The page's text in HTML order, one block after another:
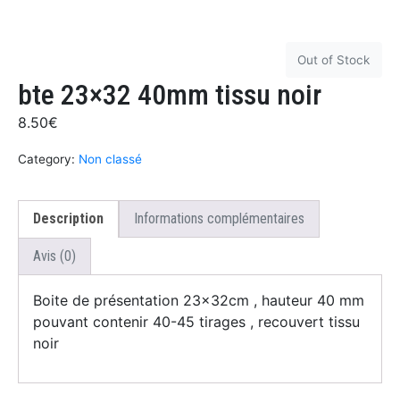
Out of Stock
bte 23×32 40mm tissu noir
8.50€
Category: Non classé
Description Informations complémentaires
Avis (0)
Boite de présentation 23x32cm , hauteur 40 mm
pouvant contenir 40-45 tirages , recouvert tissu
noir